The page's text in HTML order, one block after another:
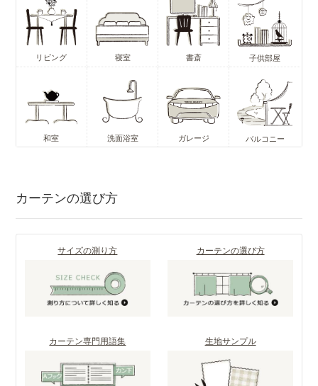
リビング 寝室 書斎 子供部屋
和室 洗面浴室 ガレージ バルコニー
カーテンの選び方
サイズの測り方 カーテンの選び方
カーテン専門用語集 生地サンプル